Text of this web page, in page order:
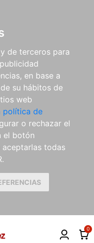
de terceros para
en base a
su hábitos de
web
política de
o rechazar el
el botón
aceptarlas todas
0